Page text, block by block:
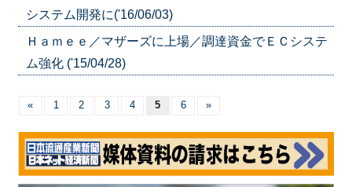
システム開発に('16/06/03)
Ｈａｍｅｅ／マザーズに上場／調達資金でＥＣシステ
ム強化 ('15/04/28)
« 1 2 3 4 5 6 »